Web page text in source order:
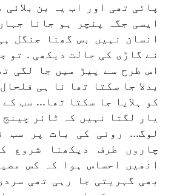
پائی تھی اور اب یہ بن بلائی
ایسی جگہ پنچر ہو جانا
انسان نہیں بس گھنا جنگل
نے گاڑی کی حالت دیکھی . تو
اس طرح سے پیڑ میں جا لگی
بدلا جا سکتا تھا نا ہی
کو ہلایا جا سکتا تھا... سب
یار لگتا نہیں کہ ٹائر
لوگ... رونی کی بات پر سب
چاروں طرف دیکھنا شروع
انھیں احساس ہوا کہ کس
بھی گہریتی جا رہی تھی